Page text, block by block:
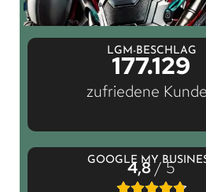
LGM-BESCHLAG
177.129
zufriedene
GOOGLE MY
4,8/ 5